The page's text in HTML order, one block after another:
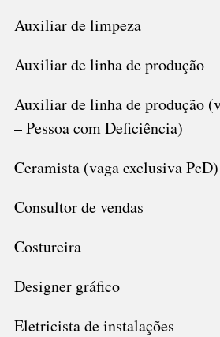
Auxiliar de limpeza
Auxiliar de linha de produção
Auxiliar de linha de produção
– Pessoa com Deficiência)
Ceramista (vaga exclusiva PcD)
Consultor de vendas
Costureira
Designer gráfico
Eletricista de instalações